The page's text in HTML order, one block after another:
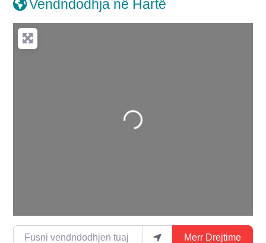
Vendndodhja në Hartë
Fusni vendndodhjen tuaj Merr Drejtime